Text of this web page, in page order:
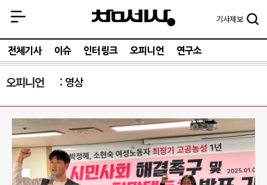
기사제보
전체기사 이슈 인터링크 오피니언 연구소
오피니언 영상